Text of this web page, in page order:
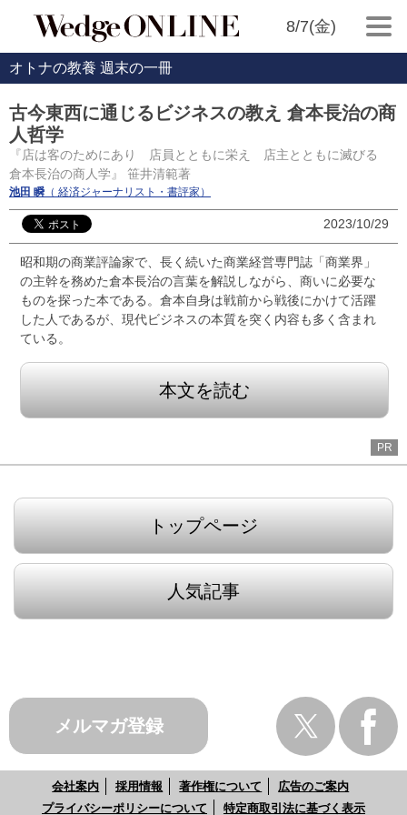
8/7(金)
オトナの教養 週末の一冊
古今東西に通じるビジネスの教え 倉本長治の商
人哲学
『店は客のためにあり 店員とともに栄え 店主とともに滅びる
倉本長治の商人学』 笹井清範著
池田 瞬 （ 経済ジャーナリスト・書評家）
2023/10/29
昭和期の商業評論家で、長く続いた商業経営専門誌「商業界」
の主幹を務めた倉本長治の言葉を解説しながら、商いに必要な
ものを探った本である。倉本自身は戦前から戦後にかけて活躍
した人であるが、現代ビジネスの本質を突く内容も多く含まれ
ている。
本文を読む
PR
トップページ
人気記事
メルマガ登録
会社案内 採用情報 著作権について
広告のご案内
プライバシーポリシーについて
特定商取引法に基づく表示